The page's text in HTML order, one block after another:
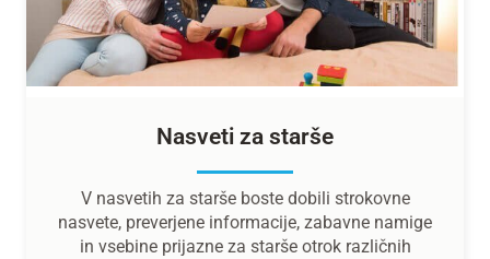
Nasveti za starše
V nasvetih za starše boste dobili strokovne
nasvete, preverjene informacije, zabavne namige
in vsebine prijazne za starše otrok različnih